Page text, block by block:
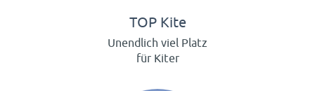
TOP Kite
Unendlich viel Platz
für Kiter